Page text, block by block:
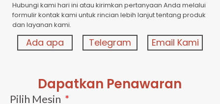
Hubungi kami hari ini atau kirimkan pertanyaan Anda melalui
formulir kontak kami untuk rincian lebih lanjut tentang produk
dan layanan kami.
Ada apa Telegram Email Kami
Dapatkan Penawaran
Pilih Mesin